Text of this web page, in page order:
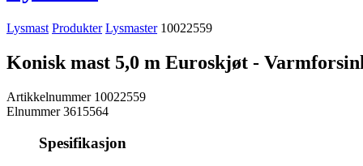
Lysmast Produkter Lysmaster 10022559
Konisk mast 5,0 m Euroskjøt -
Artikkelnummer 10022559
Elnummer 3615564
Spesifikasjon